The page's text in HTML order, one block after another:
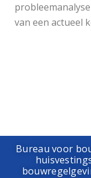
van een actueel
Bureau voor